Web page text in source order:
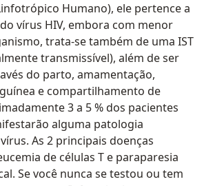
Humano), ele pertence a
vírus HIV, embora com menor
trata-se também de uma IST
transmissível), além de ser
do parto, amamentação,
e compartilhamento de
3 a 5 % dos pacientes
alguma patologia
As 2 principais doenças
de células T e paraparesia
Se você nunca se testou ou tem